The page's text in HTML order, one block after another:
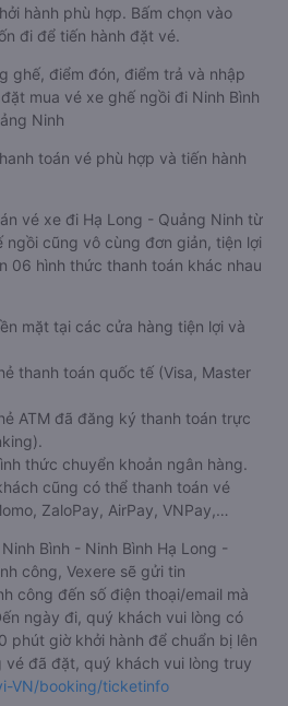
hành phù hợp. Bấm chọn vào
đi để tiến hành đặt vé.
ghế, điểm đón, điểm trả và nhập
mua vé xe ghế ngồi đi Ninh Bình
Ninh
toán vé phù hợp và tiến hành
vé xe đi Hạ Long - Quảng Ninh từ
ngồi cũng vô cùng đơn giản, tiện lợi
06 hình thức thanh toán khác nhau
mặt tại các cửa hàng tiện lợi và
thanh toán quốc tế (Visa, Master
ATM đã đăng ký thanh toán trực
thức chuyển khoản ngân hàng.
cũng có thể thanh toán vé
ZaloPay, AirPay, VNPay,…
Bình - Ninh Bình Hạ Long -
công, Vexere sẽ gửi tin
công đến số điện thoại/email mà
ngày đi, quý khách vui lòng có
phút giờ khởi hành để chuẩn bị lên
đã đặt, quý khách vui lòng truy
VN/booking/ticketinfo